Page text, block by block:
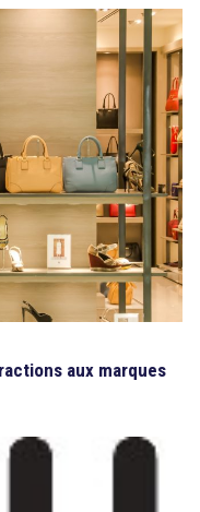
aux marques